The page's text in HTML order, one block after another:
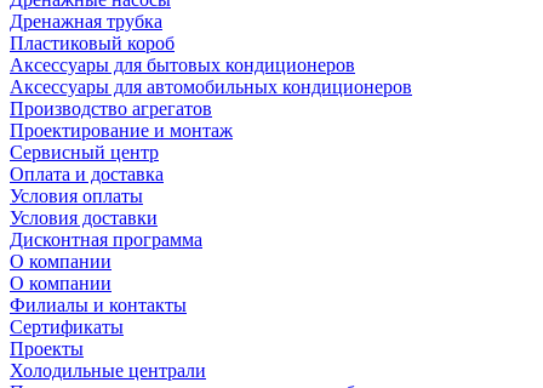
Дренажная трубка
Пластиковый короб
Аксессуары для бытовых кондиционеров
Аксессуары для автомобильных кондиционеров
Производство агрегатов
Проектирование и монтаж
Сервисный центр
Оплата и доставка
Условия оплаты
Условия доставки
Дисконтная программа
О компании
О компании
Филиалы и контакты
Сертификаты
Проекты
Холодильные централи